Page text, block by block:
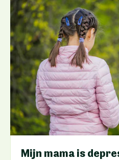
Mijn mama is